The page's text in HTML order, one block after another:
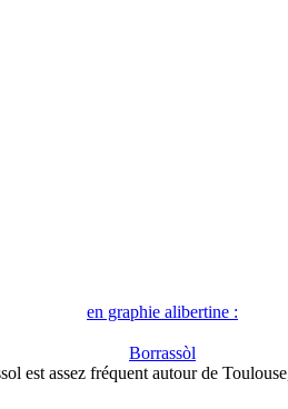
en graphie alibertine :
Borrassòl
est assez fréquent autour de